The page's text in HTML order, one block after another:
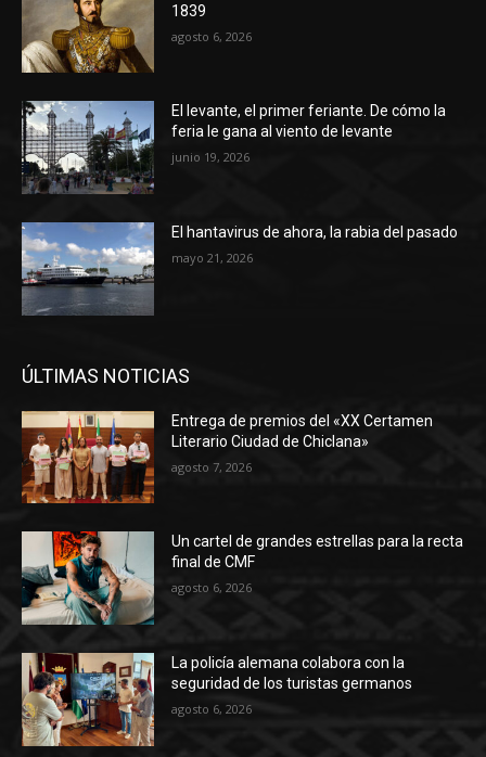
1839
agosto 6, 2026
El levante, el primer feriante. De cómo la
feria le gana al viento de levante
junio 19, 2026
El hantavirus de ahora, la rabia del pasado
mayo 21, 2026
ÚLTIMAS NOTICIAS
Entrega de premios del «XX Certamen
Literario Ciudad de Chiclana»
agosto 7, 2026
Un cartel de grandes estrellas para la recta
final de CMF
agosto 6, 2026
La policía alemana colabora con la
seguridad de los turistas germanos
agosto 6, 2026